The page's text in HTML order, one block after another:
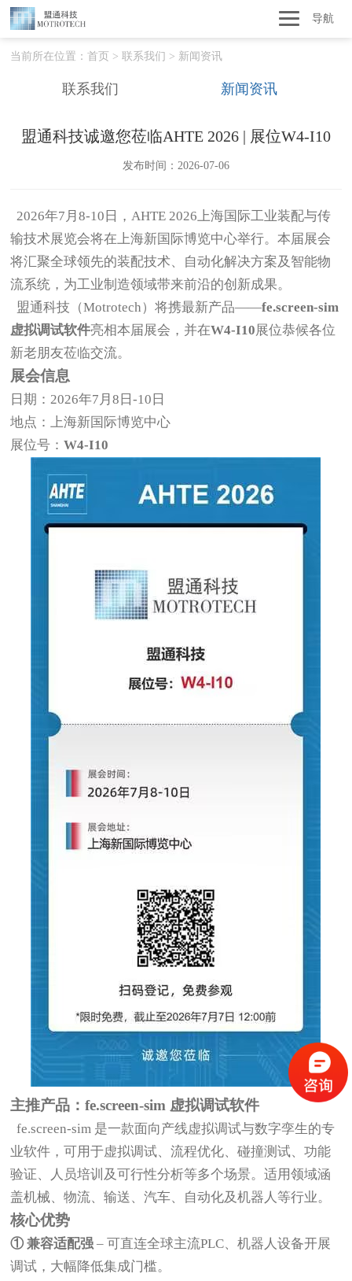
导航
当前所在位置：首页 >联系我们 > 新闻资讯
联系我们 新闻资讯
盟通科技诚邀您莅临AHTE 2026 | 展位W4-I10
发布时间：2026-07-06
2026年7月8-10日，AHTE 2026上海国际工业装配与传
输技术展览会将在上海新国际博览中心举行。本届展会
将汇聚全球领先的装配技术、自动化解决方案及智能物
流系统，为工业制造领域带来前沿的创新成果。
盟通科技（Motrotech）将携最新产品——fe.screen-sim
虚拟调试软件亮相本届展会，并在W4-I10展位恭候各位
新老朋友莅临交流。
展会信息
日期：2026年7月8日-10日
地点：上海新国际博览中心
展位号：W4-I10
主推产品：fe.screen-sim 虚拟调试软件
fe.screen-sim 是一款面向产线虚拟调试与数字孪生的专
业软件，可用于虚拟调试、流程优化、碰撞测试、功能
验证、人员培训及可行性分析等多个场景。适用领域涵
盖机械、物流、输送、汽车、自动化及机器人等行业。
核心优势
① 兼容适配强 – 可直连全球主流PLC、机器人设备开展
调试，大幅降低集成门槛。